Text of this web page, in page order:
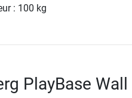
: 100 kg
PlayBase Wall